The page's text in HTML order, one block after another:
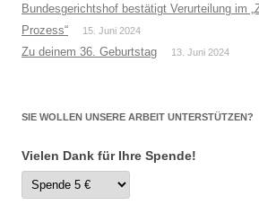
Bundesgerichtshof bestätigt Verurteilung im
Prozess“
15. Juni 2024
Zu deinem 36. Geburtstag 13. Juni 2024
SIE WOLLEN UNSERE ARBEIT UNTERSTÜTZEN?
Vielen Dank für Ihre Spende!